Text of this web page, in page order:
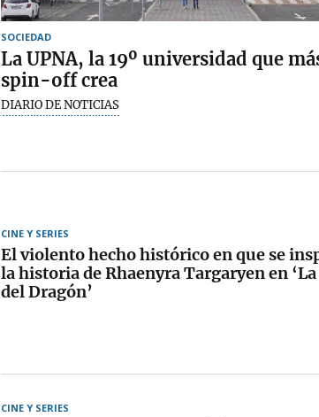
SOCIEDAD
La UPNA, la 19º universidad que
spin-off crea
DIARIO DE NOTICIAS
CINE Y SERIES
El violento hecho histórico en que se
la historia de Rhaenyra Targaryen en ‘La
del Dragón’
CINE Y SERIES